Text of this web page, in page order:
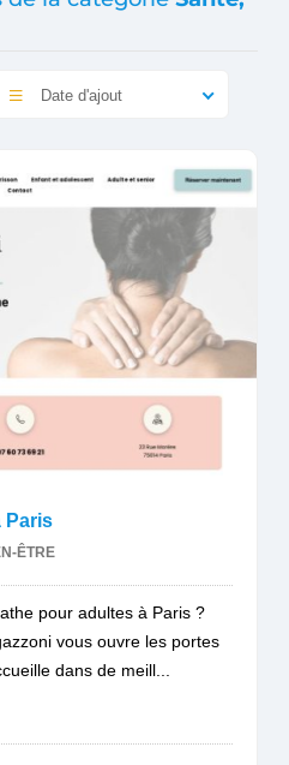
Date d'ajout
Paris
ÊTRE
pour adultes à Paris ?
vous ouvre les portes
dans de meill...